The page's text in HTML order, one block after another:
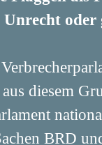
oder
diesem
BRD